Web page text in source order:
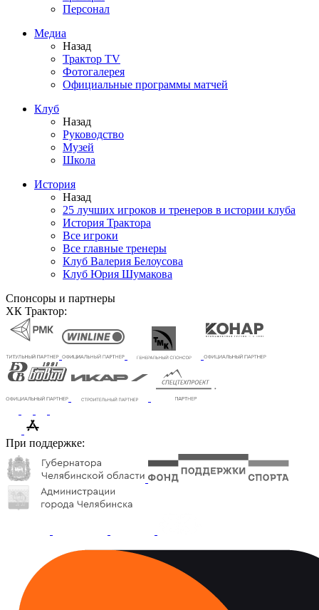
Персонал
Медиа
Назад
Трактор TV
Фотогалерея
Официальные программы матчей
Клуб
Назад
Руководство
Музей
Школа
История
Назад
25 лучших игроков и тренеров в истории клуба
История Трактора
Все игроки
Все главные тренеры
Клуб Валерия Белоусова
Клуб Юрия Шумакова
Спонсоры и партнеры
ХК Трактор:
При поддержке: